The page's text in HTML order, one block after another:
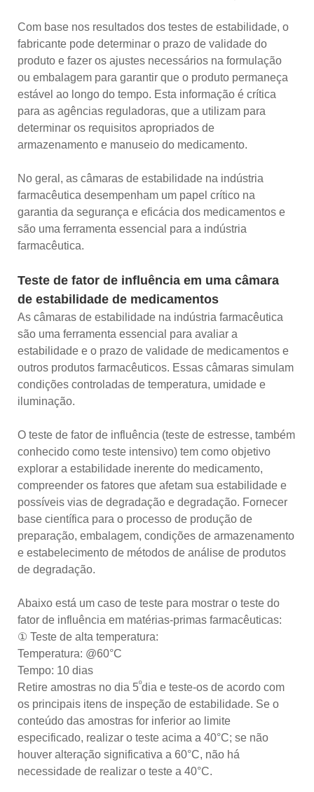
Com base nos resultados dos testes de estabilidade, o
fabricante pode determinar o prazo de validade do
produto e fazer os ajustes necessários na formulação
ou embalagem para garantir que o produto permaneça
estável ao longo do tempo. Esta informação é crítica
para as agências reguladoras, que a utilizam para
determinar os requisitos apropriados de
armazenamento e manuseio do medicamento.
No geral, as câmaras de estabilidade na indústria
farmacêutica desempenham um papel crítico na
garantia da segurança e eficácia dos medicamentos e
são uma ferramenta essencial para a indústria
farmacêutica.
Teste de fator de influência em uma câmara
de estabilidade de medicamentos
As câmaras de estabilidade na indústria farmacêutica
são uma ferramenta essencial para avaliar a
estabilidade e o prazo de validade de medicamentos e
outros produtos farmacêuticos. Essas câmaras simulam
condições controladas de temperatura, umidade e
iluminação.
O teste de fator de influência (teste de estresse, também
conhecido como teste intensivo) tem como objetivo
explorar a estabilidade inerente do medicamento,
compreender os fatores que afetam sua estabilidade e
possíveis vias de degradação e degradação. Fornecer
base científica para o processo de produção de
preparação, embalagem, condições de armazenamento
e estabelecimento de métodos de análise de produtos
de degradação.
Abaixo está um caso de teste para mostrar o teste do
fator de influência em matérias-primas farmacêuticas:
① Teste de alta temperatura:
Temperatura: @60°C
Tempo: 10 dias
Retire amostras no dia 5ºdia e teste-os de acordo com
os principais itens de inspeção de estabilidade. Se o
conteúdo das amostras for inferior ao limite
especificado, realizar o teste acima a 40°C; se não
houver alteração significativa a 60°C, não há
necessidade de realizar o teste a 40°C.